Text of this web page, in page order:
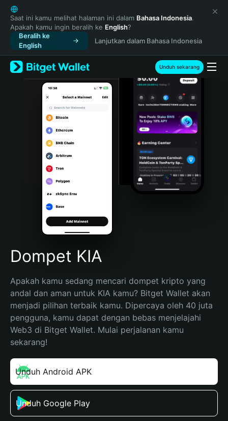
English
日本語
Tiếng Việt
Русский
Español (Latinoamérica)
Türkçe
Italiano
Português (Portugal)
Bahasa Indonesia
Português (Brasil)
Español (Argentina)
Saat ini kamu melihat halaman ini dalam Bahasa Indonesia.
Apakah kamu ingin beralih ke English?
Beralih ke
English
Lanjutkan dalam Bahasa Indonesia
Unduh sekarang
Dompet KIA
Apakah kamu sedang mencari dompet kripto yang
andal dan aman untuk KIA kamu? Bitget Wallet akan
menjadi pilihan terbaik kamu. Dipercaya oleh 40 juta
pengguna, kamu dapat dengan bebas menjelajahi
Web3 di Bitget Wallet. Mulai perjalanan kamu
sekarang!
Unduh Android APK
Unduh Google Play